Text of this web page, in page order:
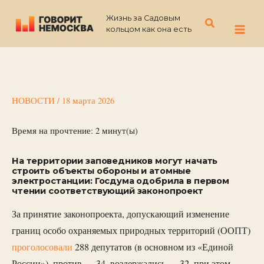
содержимому
Жизнь за Садовым
кольцом как она есть
Поиск
НОВОСТИ / 18 марта 2026
Время на прочтение: 2 минут(ы)
На территории заповедников могут начать
строить объекты обороны и атомные
электростанции: Госдума одобрила в первом
чтении соответствующий законопроект
За принятие законопроекта, допускающий изменение
границ особо охраняемых природных территорий (ООПТ)
проголосовали 288 депутатов (в основном из «Единой